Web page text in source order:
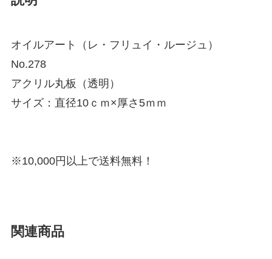
オイルアート（レ・フリュイ・ルージュ）
No.278
アクリル丸板（透明）
サイズ：直径10ｃｍ×厚さ5ｍｍ
※10,000円以上で送料無料！
関連商品